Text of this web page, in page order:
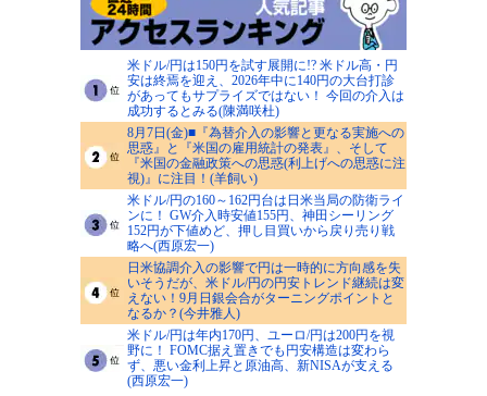
米ドル/円は150円を試す展開に!? 米ドル高・円
安は終焉を迎え、2026年中に140円の大台打診
があってもサプライズではない！ 今回の介入は
成功するとみる(陳満咲杜)
8月7日(金)■『為替介入の影響と更なる実施への
思惑』と『米国の雇用統計の発表』、そして
『米国の金融政策への思惑(利上げへの思惑に注
視)』に注目！(羊飼い)
米ドル/円の160～162円台は日米当局の防衛ライ
ンに！ GW介入時安値155円、神田シーリング
152円が下値めど、押し目買いから戻り売り戦
略へ(西原宏一)
日米協調介入の影響で円は一時的に方向感を失
いそうだが、米ドル/円の円安トレンド継続は変
えない！9月日銀会合がターニングポイントと
なるか？(今井雅人)
米ドル/円は年内170円、ユーロ/円は200円を視
野に！ FOMC据え置きでも円安構造は変わら
ず、悪い金利上昇と原油高、新NISAが支える
(西原宏一)